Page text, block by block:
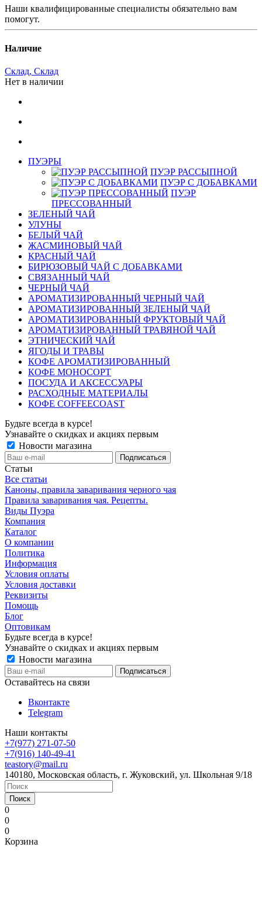
Наши квалифицированные специалисты обязательно вам
помогут.
Наличие
Склад, Склад
Нет в наличии
ПУЭРЫ
ПУЭР РАССЫПНОЙ
ПУЭР С ДОБАВКАМИ
ПУЭР
ПРЕССОВАННЫЙ
ЗЕЛЕНЫЙ ЧАЙ
УЛУНЫ
БЕЛЫЙ ЧАЙ
ЖАСМИНОВЫЙ ЧАЙ
КРАСНЫЙ ЧАЙ
БИРЮЗОВЫЙ ЧАЙ С ДОБАВКАМИ
СВЯЗАННЫЙ ЧАЙ
ЧЕРНЫЙ ЧАЙ
АРОМАТИЗИРОВАННЫЙ ЧЕРНЫЙ ЧАЙ
АРОМАТИЗИРОВАННЫЙ ЗЕЛЕНЫЙ ЧАЙ
АРОМАТИЗИРОВАННЫЙ ФРУКТОВЫЙ ЧАЙ
АРОМАТИЗИРОВАННЫЙ ТРАВЯНОЙ ЧАЙ
ЭТНИЧЕСКИЙ ЧАЙ
ЯГОДЫ И ТРАВЫ
КОФЕ АРОМАТИЗИРОВАННЫЙ
КОФЕ МОНОСОРТ
ПОСУДА И АКСЕССУАРЫ
РАСХОДНЫЕ МАТЕРИАЛЫ
КОФЕ COFFEECOAST
Будьте всегда в курсе!
Узнавайте о скидках и акциях первым
Новости магазина
Статьи
Все статьи
Каноны, правила заваривания черного чая
Правила заваривания чая. Рецепты.
Виды Пуэра
Компания
Каталог
О компании
Политика
Информация
Условия оплаты
Условия доставки
Реквизиты
Помощь
Блог
Оптовикам
Будьте всегда в курсе!
Узнавайте о скидках и акциях первым
Новости магазина
Оставайтесь на связи
Вконтакте
Telegram
Наши контакты
+7(977) 271-07-50
+7(916) 140-49-41
teastory@mail.ru
140180, Московская область, г. Жуковский, ул. Школьная 9/18
Поиск
0
0
0
Корзина